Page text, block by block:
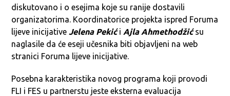
diskutovano i o esejima koje su ranije dostavili
organizatorima. Koordinatorice projekta ispred Foruma
lijeve inicijative Jelena Pekići Ajla Ahmethodžićsu
naglasile da će eseji učesnika biti objavljeni na web
stranici Foruma lijeve inicijative.
Posebna karakteristika novog programa koji provodi
FLI i FES u partnerstu jeste eksterna evaluacija